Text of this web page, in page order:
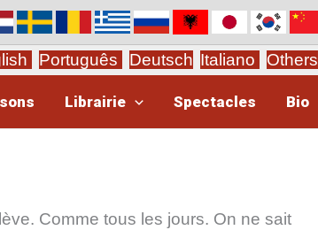
Português Deutsch Italiano Others
Librairie Spectacles Bio
Comme tous les jours. On ne sait